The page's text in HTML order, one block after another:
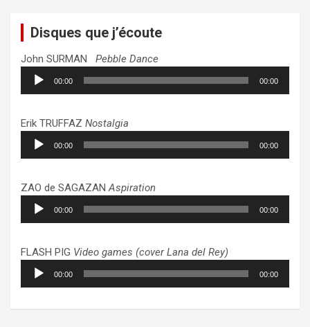
Disques que j’écoute
John SURMAN Pebble Dance
Lecteur
audio
00:00 00:00
Erik TRUFFAZ Nostalgia
Lecteur
audio
00:00 00:00
ZAO de SAGAZANAspiration
Lecteur
audio
00:00 00:00
FLASH PIG Video games (cover Lana del Rey)
Lecteur
audio
00:00 00:00